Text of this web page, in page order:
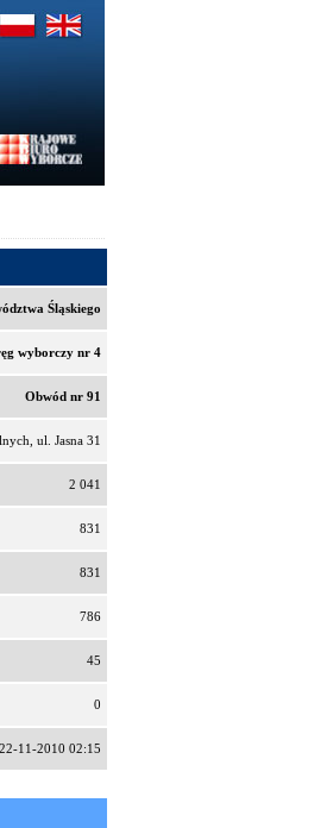
Śląskiego
wyborczy nr 4
Obwód nr 91
ul. Jasna 31
2 041
831
831
786
45
0
22-11-2010 02:15